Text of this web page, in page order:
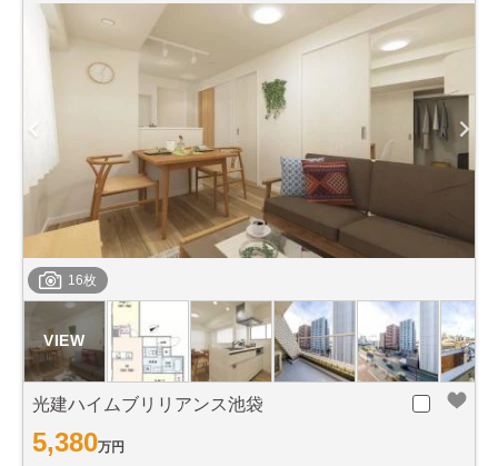
16枚
光建ハイムブリリアンス池袋
5,380万円